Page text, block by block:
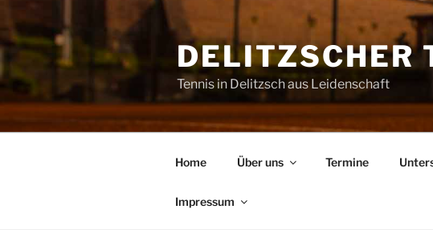
Inhalt
springen
DELITZSCHER
Tennis in Delitzsch aus Leidenschaft
Home Über uns Termine
Impressum